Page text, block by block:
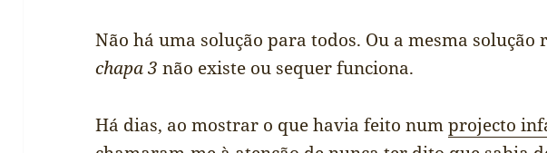
Não há uma solução para todos. Ou a mesma solução
chapa 3 não existe ou sequer funciona.
Há dias, ao mostrar o que havia feito numprojecto